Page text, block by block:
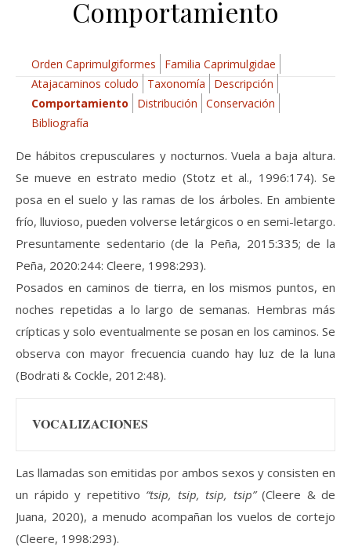
Comportamiento
Orden Caprimulgiformes
Familia Caprimulgidae
Atajacaminos coludo
Taxonomía
Descripción
Comportamiento
Distribución
Conservación
Bibliografía
De hábitos crepusculares y nocturnos. Vuela a baja altura.
Se mueve en estrato medio (Stotz et al., 1996:174). Se
posa en el suelo y las ramas de los árboles. En ambiente
frío, lluvioso, pueden volverse letárgicos o en semi-letargo.
Presuntamente sedentario (de la Peña, 2015:335; de la
Peña, 2020:244: Cleere, 1998:293).
Posados en caminos de tierra, en los mismos puntos, en
noches repetidas a lo largo de semanas. Hembras más
crípticas y solo eventualmente se posan en los caminos. Se
observa con mayor frecuencia cuando hay luz de la luna
(Bodrati & Cockle, 2012:48).
VOCALIZACIONES
Las llamadas son emitidas por ambos sexos y consisten en
un rápido y repetitivo “tsip, tsip, tsip, tsip”(Cleere & de
Juana, 2020), a menudo acompañan los vuelos de cortejo
(Cleere, 1998:293).